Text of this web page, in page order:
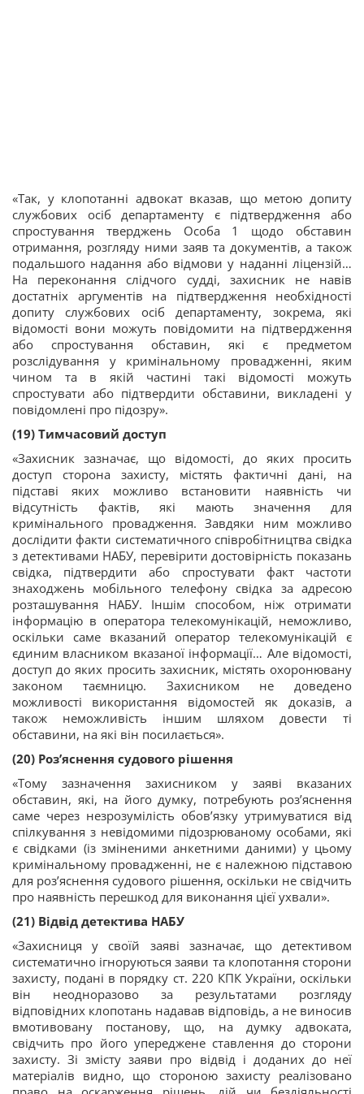
«Так, у клопотанні адвокат вказав, що метою допиту
службових осіб департаменту є підтвердження або
спростування тверджень Особа 1 щодо обставин
отримання, розгляду ними заяв та документів, а також
подальшого надання або відмови у наданні ліцензій…
На переконання слідчого судді, захисник не навів
достатніх аргументів на підтвердження необхідності
допиту службових осіб департаменту, зокрема, які
відомості вони можуть повідомити на підтвердження
або спростування обставин, які є предметом
розслідування у кримінальному провадженні, яким
чином та в якій частині такі відомості можуть
спростувати або підтвердити обставини, викладені у
повідомлені про підозру».
(19) Тимчасовий доступ
«Захисник зазначає, що відомості, до яких просить
доступ сторона захисту, містять фактичні дані, на
підставі яких можливо встановити наявність чи
відсутність фактів, які мають значення для
кримінального провадження. Завдяки ним можливо
дослідити факти систематичного співробітництва свідка
з детективами НАБУ, перевірити достовірність показань
свідка, підтвердити або спростувати факт частоти
знаходжень мобільного телефону свідка за адресою
розташування НАБУ. Іншім способом, ніж отримати
інформацію в оператора телекомунікацій, неможливо,
оскільки саме вказаний оператор телекомунікацій є
єдиним власником вказаної інформації… Але відомості,
доступ до яких просить захисник, містять охоронювану
законом таємницю. Захисником не доведено
можливості використання відомостей як доказів, а
також неможливість іншим шляхом довести ті
обставини, на які він посилається».
(20) Роз’яснення судового рішення
«Тому зазначення захисником у заяві вказаних
обставин, які, на його думку, потребують роз’яснення
саме через незрозумілість обов’язку утримуватися від
спілкування з невідомими підозрюваному особами, які
є свідками (із зміненими анкетними даними) у цьому
кримінальному провадженні, не є належною підставою
для роз’яснення судового рішення, оскільки не свідчить
про наявність перешкод для виконання цієї ухвали».
(21) Відвід детектива НАБУ
«Захисниця у своїй заяві зазначає, що детективом
систематично ігноруються заяви та клопотання сторони
захисту, подані в порядку ст. 220 КПК України, оскільки
він неодноразово за результатами розгляду
відповідних клопотань надавав відповідь, а не виносив
вмотивовану постанову, що, на думку адвоката,
свідчить про його упереджене ставлення до сторони
захисту. Зі змісту заяви про відвід і доданих до неї
матеріалів видно, що стороною захисту реалізовано